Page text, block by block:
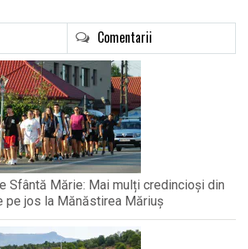
Comentarii
Sfântă Mărie: Mai mulți credincioși din
pe jos la Mănăstirea Măriuș